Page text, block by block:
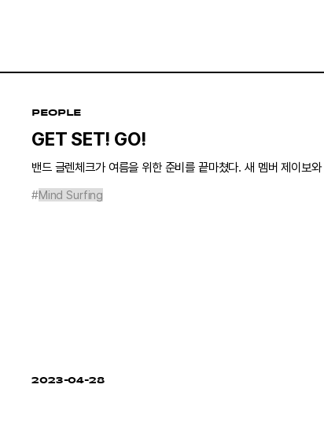
PEOPLE
GET SET! GO!
밴드 글렌체크가 여름을 위한 준비를 끝마쳤다. 새 멤버 제이보
#Mind Surfing
2023-04-28